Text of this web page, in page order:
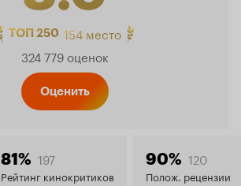
Рейтинг
8.0
ТОП 250 154 место
324 779 оценок
Оценить
81% 197
Рейтинг кинокритиков
90% 120
Полож. рецензии